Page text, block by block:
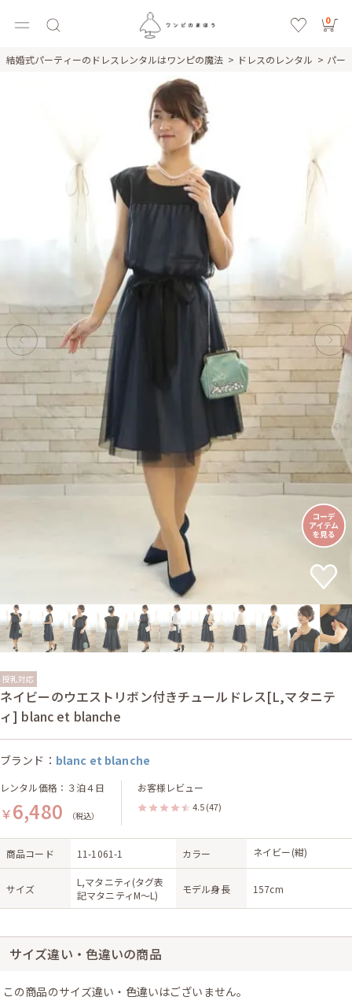
0
結婚式パーティーのドレスレンタルはワンピの魔法 ドレスのレンタル パー
授乳対応
ネイビーのウエストリボン付きチュールドレス[L,マタニテ
ィ] blanc et blanche
ブランド： blanc et blanche
レンタル価格：３泊４日
￥6,480 （税込）
お客様レビュー
4.5 (47)
商品コード 11-1061-1 カラー ネイビー(紺)
サイズ
L,マタニティ(タグ表
記マタニティM〜L)
モデル身長 157cm
サイズ違い・色違いの商品
この商品のサイズ違い・色違いはございません。